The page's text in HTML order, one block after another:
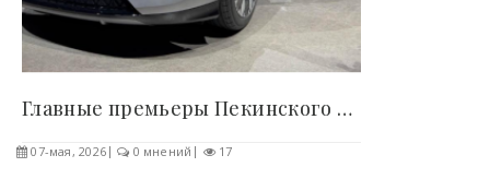
Главные премьеры Пекинского автосалона: какие..
07-мая, 2026 0 мнений 17